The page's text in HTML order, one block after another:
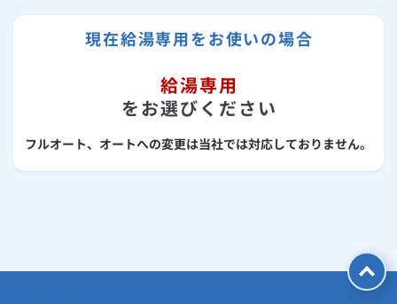
現在給湯専用をお使いの場合
給湯専用
をお選びください
フルオート、オートへの変更は当社では対応しておりません。